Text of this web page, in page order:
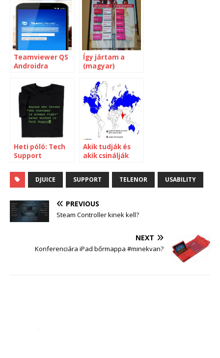
Teamviewer QS
Androidra
Így jártam a
(magyar)
Heti póló: Tech
Support
Akik tudják és
akik csinálják
DJUICE SUPPORT TELENOR USABILITY
PREVIOUS
Steam Controller kinek kell?
NEXT
Konferenciára iPad bőrmappa #minekvan?